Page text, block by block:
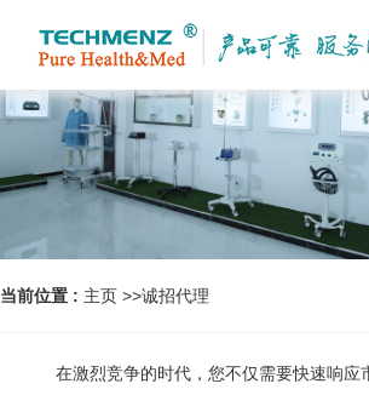
首页
关于我们
产品中心
当前位置 : 主页 >>诚招代理
在激烈竞争的时代，您不仅需要快速响应